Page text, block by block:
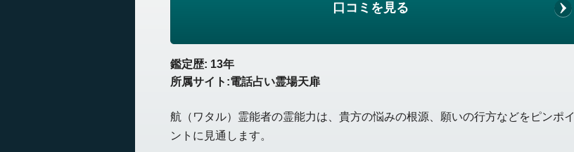
口コミを見る
鑑定歴: 13年
所属サイト:電話占い霊場天扉
航（ワタル）霊能者の霊能力は、貴方の悩みの根源、願いの行方などをピンポイ
ントに見通します。